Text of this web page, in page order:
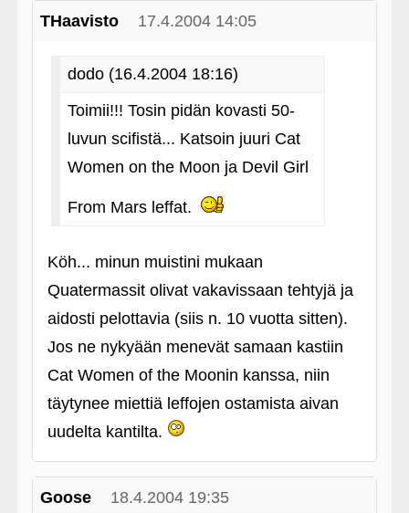
THaavisto 17.4.2004 14:05
dodo (16.4.2004 18:16)
Toimii!!! Tosin pidän kovasti 50-
luvun scifistä... Katsoin juuri Cat
Women on the Moon ja Devil Girl
From Mars leffat.
Köh... minun muistini mukaan
Quatermassit olivat vakavissaan tehtyjä ja
aidosti pelottavia (siis n. 10 vuotta sitten).
Jos ne nykyään menevät samaan kastiin
Cat Women of the Moonin kanssa, niin
täytynee miettiä leffojen ostamista aivan
uudelta kantilta.
Goose 18.4.2004 19:35